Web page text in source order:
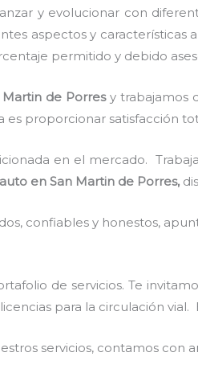
y evolucionar con
aspectos y características
permitido y debido
Martin de Porres y trabajamos
proporcionar satisfacción
en el mercado.
en San Martin de Porres,
confiables y honestos,
de servicios. Te
para la circulación
servicios, contamos con